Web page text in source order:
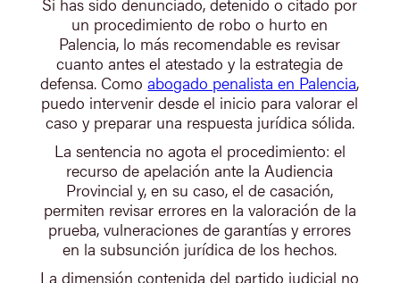
un procedimiento de robo o hurto en
Palencia, lo más recomendable es revisar
cuanto antes el atestado y la estrategia de
defensa. Comoabogado penalista en Palencia,
puedo intervenir desde el inicio para valorar el
caso y preparar una respuesta jurídica sólida.
La sentencia no agota el procedimiento: el
recurso de apelación ante la Audiencia
Provincial y, en su caso, el de casación,
permiten revisar errores en la valoración de la
prueba, vulneraciones de garantías y errores
en la subsunción jurídica de los hechos.
La dimensión contenida del partido judicial no